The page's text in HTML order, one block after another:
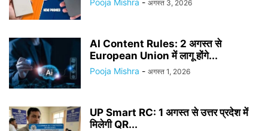
Pooja Mishra - अगस्त 3, 2026
AI Content Rules: 2 अगस्त से
European Union में लागू होंगे...
Pooja Mishra - अगस्त 1, 2026
UP Smart RC: 1 अगस्त से उत्तर प्रदेश में
मिलेगी QR...